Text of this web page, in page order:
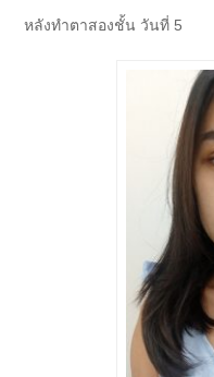
หลังทำตาสองชั้น วันที่ 5